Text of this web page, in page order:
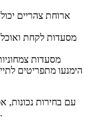
ארוחת צהריים
מסעדות לקחת
מסעדות
הימנעו מתפריטים
עם בחירות נכונות,
ועדיין לטעום את הטעמים הכי מספקים של העיר.